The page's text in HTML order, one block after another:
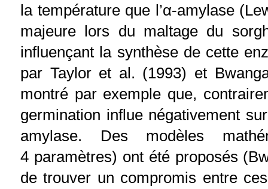
la température que l’α-amylase
majeure lors du maltage du
influençant la synthèse de cette
par Taylor et al. (1993) et
montré par exemple que,
germination influe négativement
amylase. Des modèles
4 paramètres) ont été proposés
de trouver un compromis entre